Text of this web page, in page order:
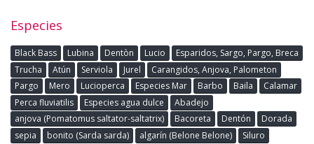
Especies
Black Bass Lubina Dentòn Lucio
Esparidos, Sargo, Pargo, Breca
Trucha
Atún Serviola Jurel
Carangidos, Anjova, Palometon
Pargo
Mero Lucioperca Especies Mar Barbo Baila
Calamar
Perca fluviatilis
Especies agua dulce
Abadejo
anjova (Pomatomus saltator-saltatrix)
Bacoreta Dentón
Dorada
sepia
bonito (Sarda sarda) algarín (Belone Belone)
Siluro